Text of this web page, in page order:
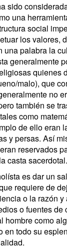
sido
una
social
los valores,
palabra la
generalmente
quienes
malo), que
no
también se
como
de ello eran
y persas. Así
reservados
casta sacerdotal.
es dar un
requiere de
o la razón y
o fuentes de
hombre como
en todo su